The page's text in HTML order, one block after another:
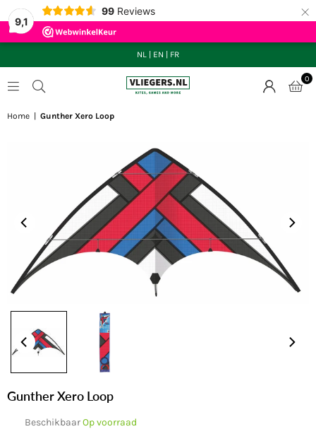
9,1
99 Reviews ×
NL EN FR
0
Home Gunther Xero Loop
Gunther Xero Loop
BeschikbaarOp voorraad